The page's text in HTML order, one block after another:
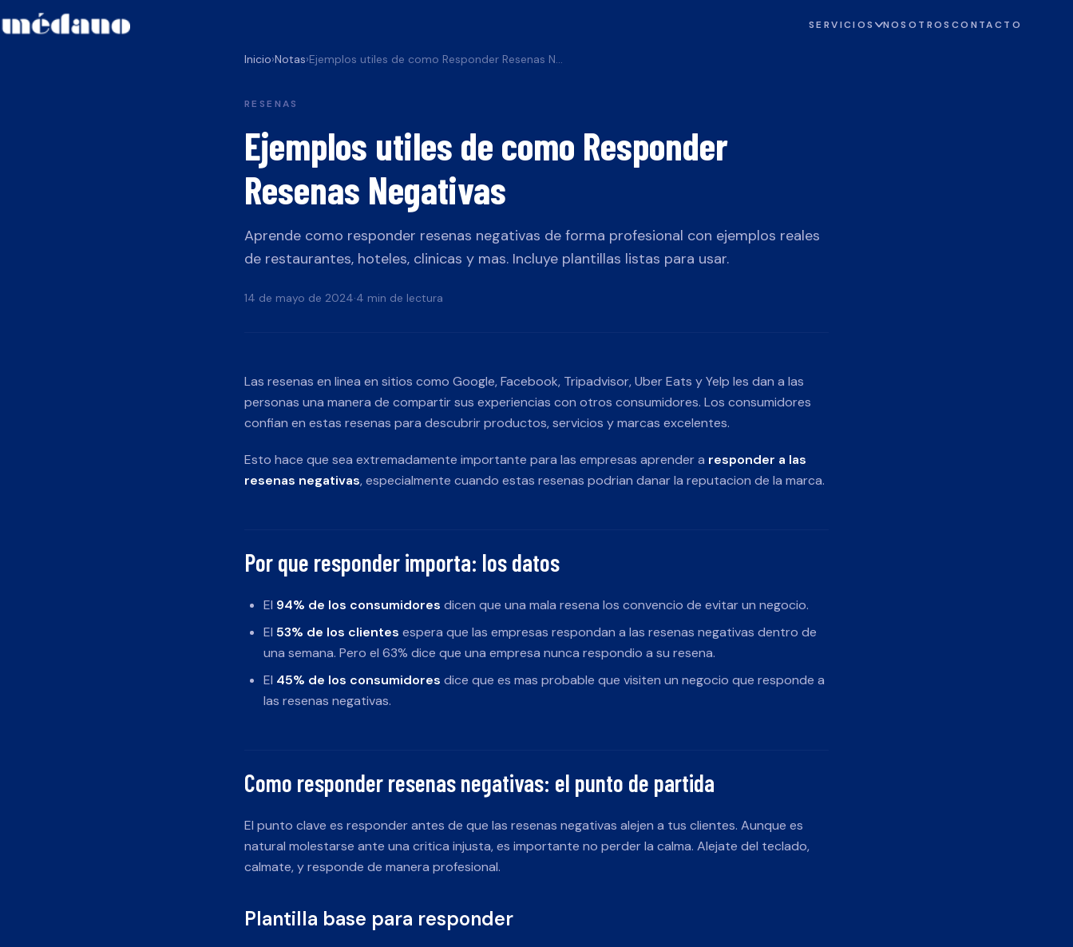
SERVICIOS NOSOTROS CONTACTO
Inicio›Notas› Ejemplos utiles de como Responder Resenas Negativas
RESENAS
Ejemplos utiles de como Responder
Resenas Negativas
Aprende como responder resenas negativas de forma profesional con ejemplos reales
de restaurantes, hoteles, clinicas y mas. Incluye plantillas listas para usar.
14 de mayo de 2024·4 min de lectura
Las resenas en linea en sitios como Google, Facebook, Tripadvisor, Uber Eats y Yelp les dan a las
personas una manera de compartir sus experiencias con otros consumidores. Los consumidores
confian en estas resenas para descubrir productos, servicios y marcas excelentes.
Esto hace que sea extremadamente importante para las empresas aprender a responder a las
resenas negativas, especialmente cuando estas resenas podrian danar la reputacion de la marca.
Por que responder importa: los datos
El 94% de los consumidores dicen que una mala resena los convencio de evitar un negocio.
El 53% de los clientes espera que las empresas respondan a las resenas negativas dentro de
una semana. Pero el 63% dice que una empresa nunca respondio a su resena.
El 45% de los consumidores dice que es mas probable que visiten un negocio que responde a
las resenas negativas.
Como responder resenas negativas: el punto de partida
El punto clave es responder antes de que las resenas negativas alejen a tus clientes. Aunque es
natural molestarse ante una critica injusta, es importante no perder la calma. Alejate del teclado,
calmate, y responde de manera profesional.
Plantilla base para responder